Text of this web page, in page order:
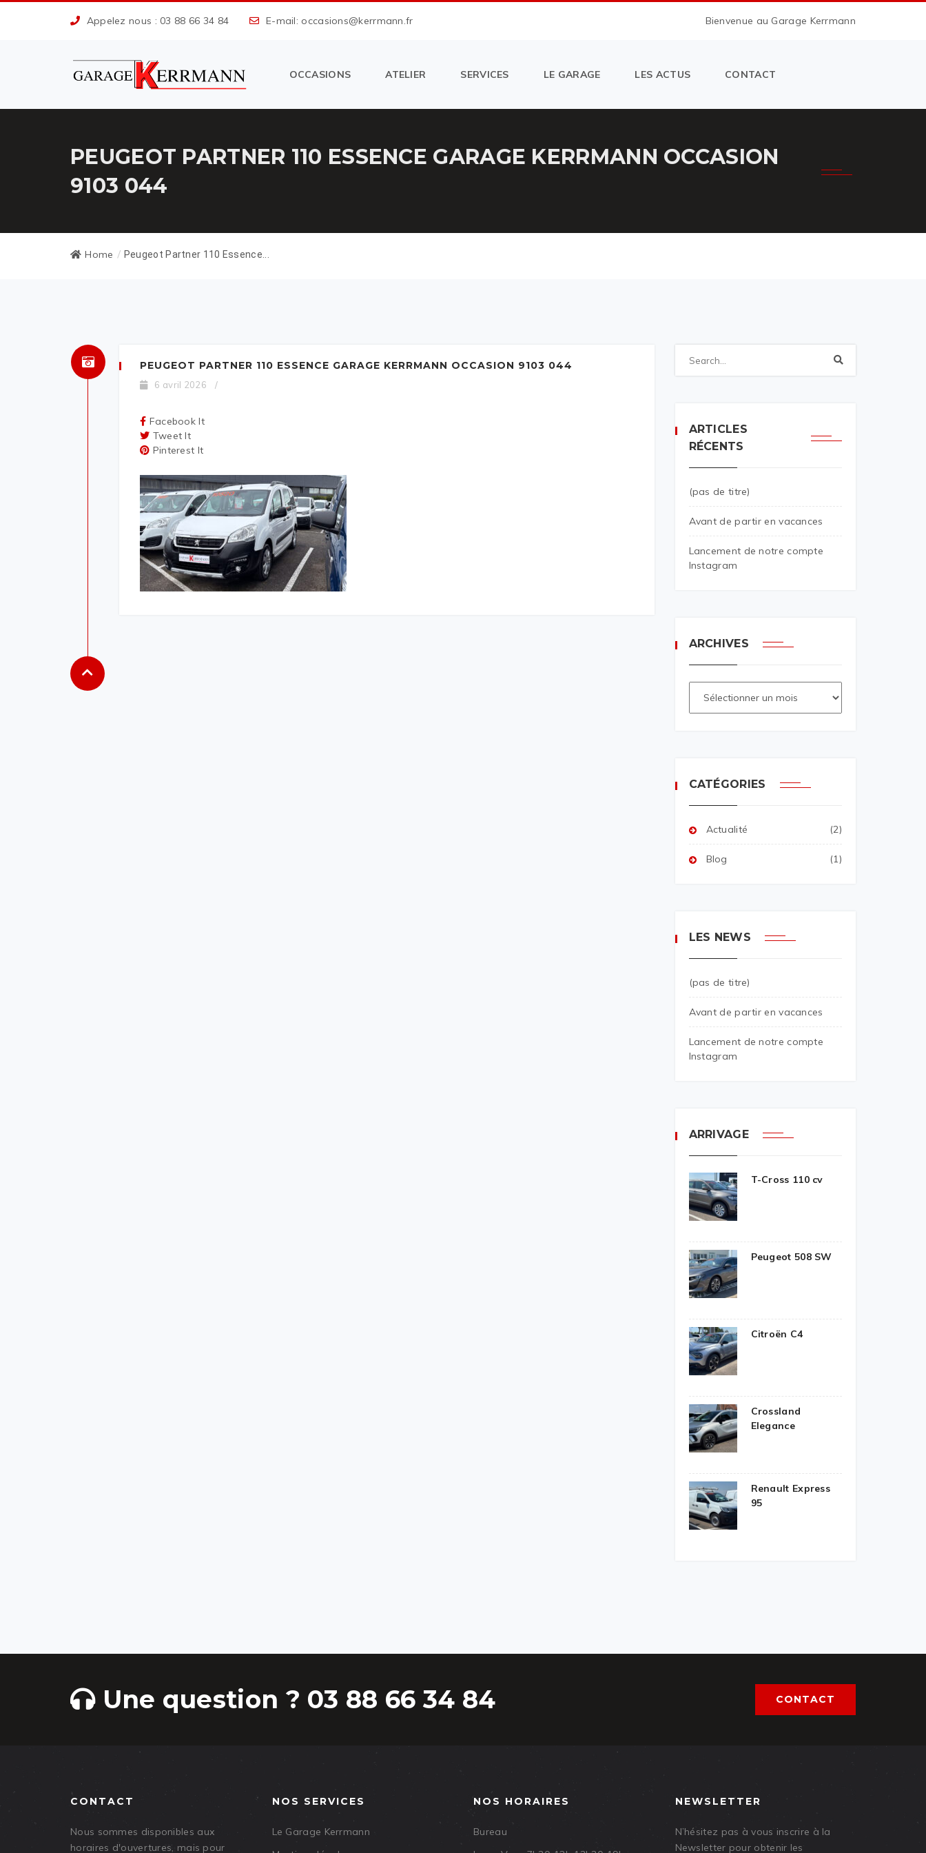
Appelez nous : 03 88 66 34 84 E-mail: occasions@kerrmann.fr Bienvenue au Garage Kerrmann
OCCASIONS ATELIER SERVICES LE GARAGE LES ACTUS CONTACT
PEUGEOT PARTNER 110 ESSENCE GARAGE KERRMANN OCCASION
9103 044
Home / Peugeot Partner 110 Essence...
PEUGEOT PARTNER 110 ESSENCE GARAGE KERRMANN OCCASION 9103 044
6 avril 2026 /
Facebook It
Tweet It
Pinterest It
ARTICLES
RÉCENTS
(pas de titre)
Avant de partir en vacances
Lancement de notre compte
Instagram
ARCHIVES
CATÉGORIES
Actualité (2)
Blog (1)
LES NEWS
(pas de titre)
Avant de partir en vacances
Lancement de notre compte
Instagram
ARRIVAGE
T-Cross 110 cv
Peugeot 508 SW
Citroën C4
Crossland
Elegance
Renault Express
95
Une question ? 03 88 66 34 84 CONTACT
CONTACT
Nous sommes disponibles aux
horaires d'ouvertures, mais pour
NOS SERVICES
Le Garage Kerrmann
NOS HORAIRES
Bureau
NEWSLETTER
N’hésitez pas à vous inscrire à la
Newsletter pour obtenir les